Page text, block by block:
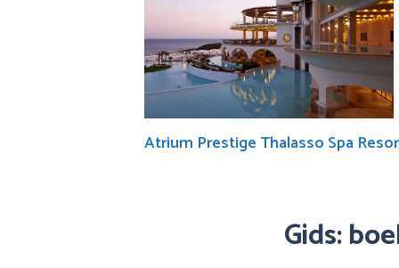
Atrium Prestige Thalasso Spa
Gids: